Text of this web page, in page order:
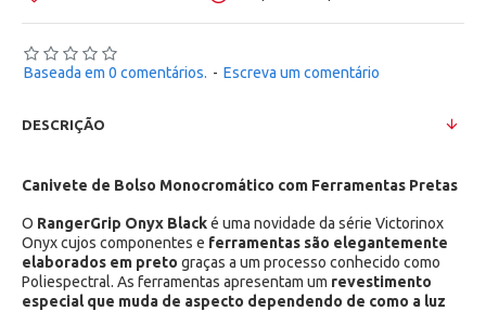
Baseada em 0 comentários. - Escreva um comentário
DESCRIÇÃO
Canivete de Bolso Monocromático com Ferramentas Pretas
O RangerGrip Onyx Blacké uma novidade da série Victorinox
Onyx cujos componentes e ferramentas são elegantemente
elaborados em preto graças a um processo conhecido como
Poliespectral. As ferramentas apresentam um revestimento
especial que muda de aspecto dependendo de como a luz